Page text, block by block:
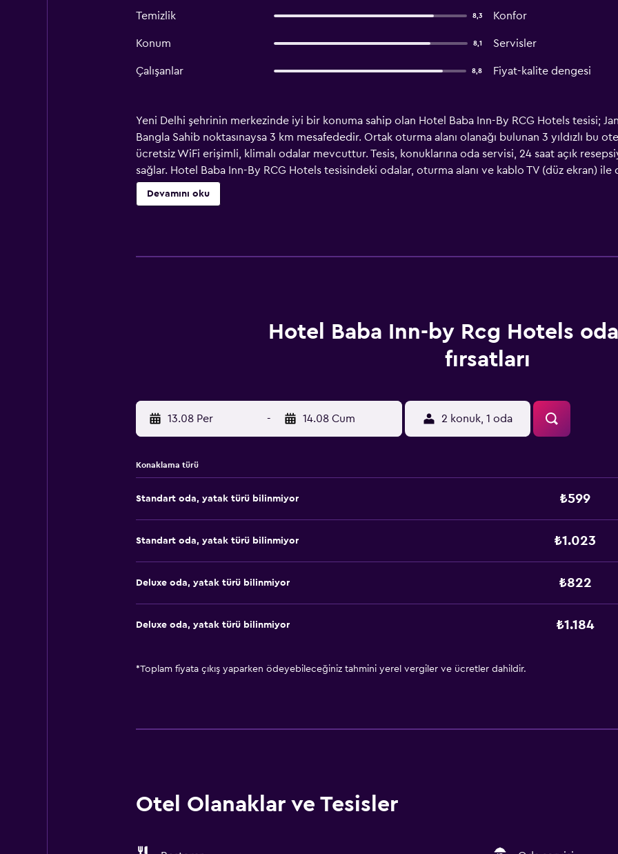
Temizlik 8,3 Konfor
Konum 8,1 Servisler
Çalışanlar 8,8 Fiyat-kalite dengesi
Yeni Delhi şehrinin merkezinde iyi bir konuma sahip olan Hotel Baba Inn-By RCG Hotels tesisi;
Bangla Sahib noktasınaysa 3 km mesafededir. Ortak oturma alanı olanağı bulunan 3 yıldızlı bu
ücretsiz WiFi erişimli, klimalı odalar mevcuttur. Tesis, konuklarına oda servisi, 24 saat açık
sağlar. Hotel Baba Inn-By RCG Hotels tesisindeki odalar, oturma alanı ve kablo TV (düz ekran) ile
tesisindeki konuklar vejetaryen kahvaltının keyfini çıkarabilirler. Sis Ganj Sahib Gurudwara,
uzaklıktayken Feroz Shah Kotla Kriket Stadyumu 3,6 km uzaklıktadır. Delhi Uluslararası Havaalanı
Devamını oku
Hotel Baba Inn-by Rcg Hotels
fırsatları
13.08 Per - 14.08 Cum 2 konuk, 1 oda
Konaklama türü
Standart oda, yatak türü bilinmiyor ₺599
Standart oda, yatak türü bilinmiyor ₺1.023
Deluxe oda, yatak türü bilinmiyor ₺822
Deluxe oda, yatak türü bilinmiyor ₺1.184
*Toplam fiyata çıkış yaparken ödeyebileceğiniz tahmini yerel vergiler ve ücretler dahildir.
Otel Olanaklar ve Tesisler